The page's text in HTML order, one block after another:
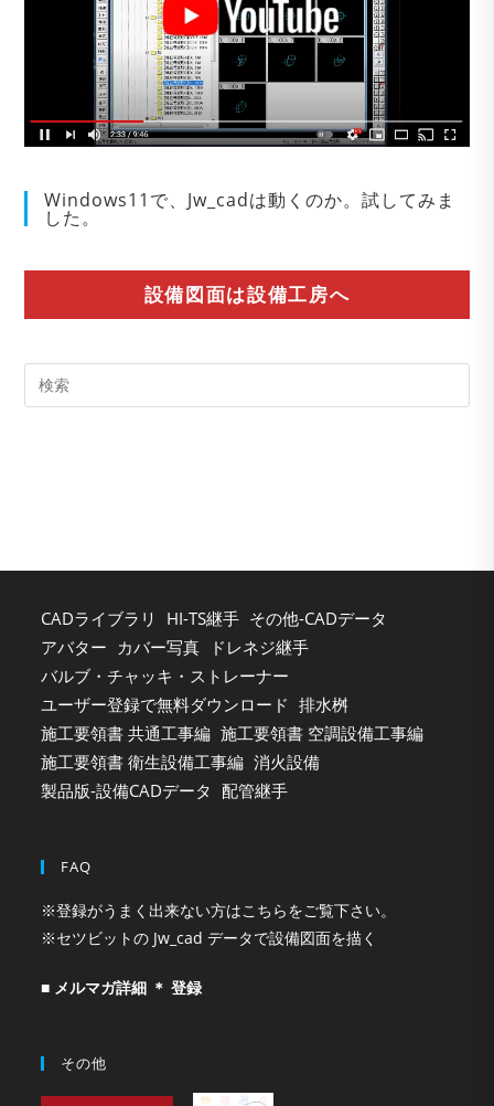
Windows11で、Jw_cadは動くのか。試してみま
した。
設備図面は設備工房へ
CADライブラリ HI-TS継手 その他-CADデータ
アバター カバー写真
ドレネジ継手
バルブ・チャッキ・ストレーナー
ユーザー登録で無料ダウンロード 排水桝
施工要領書 共通工事編 施工要領書 空調設備工事編
施工要領書 衛生設備工事編 消火設備
製品版-設備CADデータ 配管継手
FAQ
※登録がうまく出来ない方はこちらをご覧下さい。
※セツビットの Jw_cad データで設備図面を描く
■ メルマガ詳細 ＊ 登録
その他